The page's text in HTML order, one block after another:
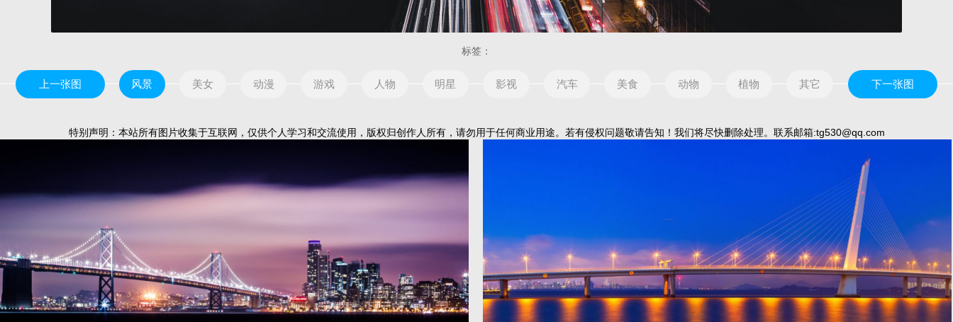
标签：
上一张图 风景 美女 动漫 游戏 人物 明星 影视 汽车 美食 动物 植物 其它 下一张图
特别声明：本站所有图片收集于互联网，仅供个人学习和交流使用，版权归创作人所有，请勿用于任何商业用途。若有侵权问题敬请告知！我们将尽快删除处理。联系邮箱:tg530@qq.com